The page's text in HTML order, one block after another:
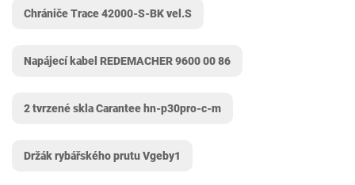
Chrániče Trace ‎42000-S-BK vel.S
Napájecí kabel REDEMACHER 9600 00 86
2 tvrzené skla Carantee hn-p30pro-c-m
Držák rybářského prutu Vgeby1